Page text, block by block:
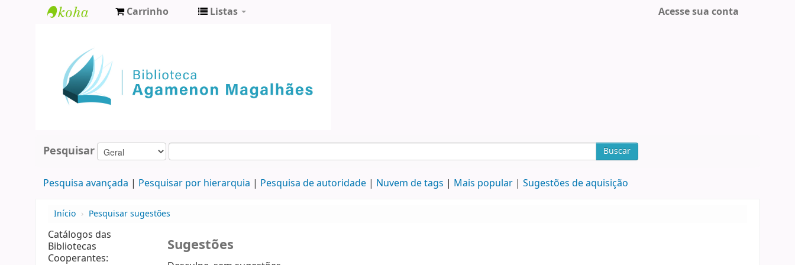
Agamenon
Magalhães
Carrinho Listas Acesse sua conta
Pesquisar Buscar
Pesquisa avançada Pesquisar por hierarquia Pesquisa de autoridade Nuvem de tags Mais popular Sugestões de aquisição
Início › Pesquisar sugestões
Catálogos das
Bibliotecas
Cooperantes:
Sugestões